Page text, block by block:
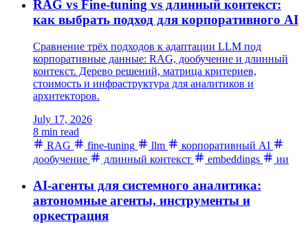
RAG vs Fine-tuning vs длинный контекст:
как выбрать подход для корпоративного AI
Сравнение трёх подходов к адаптации LLM под
корпоративные данные: RAG, дообучение и длинный
контекст. Дерево решений, матрица критериев,
стоимость и инфраструктура для аналитиков и
архитекторов.
July 17, 2026
8 min read
RAG
fine-tuning llm
корпоративный AI
дообучение
длинный контекст embeddings ии
AI-агенты для системного аналитика:
автономные агенты, инструменты и
оркестрация